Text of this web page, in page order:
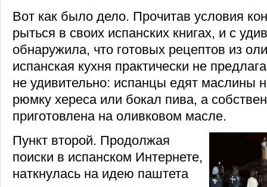
Вот как было дело. Прочитав условия
рыться в своих испанских книгах, и с
обнаружила, что готовых рецептов из
испанская кухня практически не
не удивительно: испанцы едят маслины
рюмку хереса или бокал пива, а
приготовлена на оливковом масле.
Пункт второй. Продолжая
поиски в испанском Интернете,
наткнулась на идею паштета